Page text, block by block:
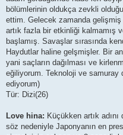
bölümlerinin oldukça zevkli
ettim. Gelecek zamanda gelişmiş
artık fazla bir etkinliği kalmamış
başlamış. Savaşlar sırasında
Haydutlar haline gelşmişler. Bir
yani saçların dağılması ve
eğiliyorum. Teknoloji ve samuray
ediyorum)
Tür: Dizi(26)
Love hina: Küçükken artık
söz nedeniyle Japonyanın en